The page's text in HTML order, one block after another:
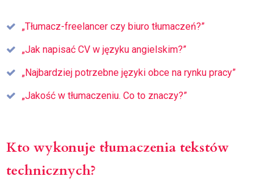
„Tłumacz-freelancer czy biuro tłumaczeń?”
„Jak napisać CV w języku angielskim?”
„Najbardziej potrzebne języki obce na rynku pracy”
„Jakość w tłumaczeniu. Co to znaczy?”
Kto wykonuje tłumaczenia tekstów
technicznych?